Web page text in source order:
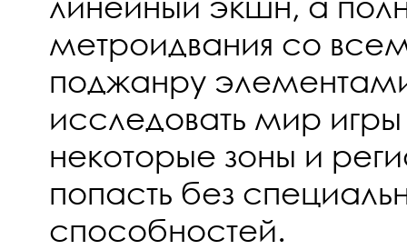
метроидвания со
поджанру
исследовать мир
некоторые зоны и
попасть без
способностей.